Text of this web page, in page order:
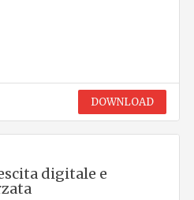
DOWNLOAD
digitale e